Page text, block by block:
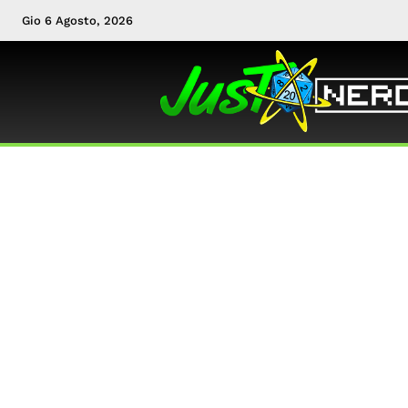
Gio 6 Agosto, 2026